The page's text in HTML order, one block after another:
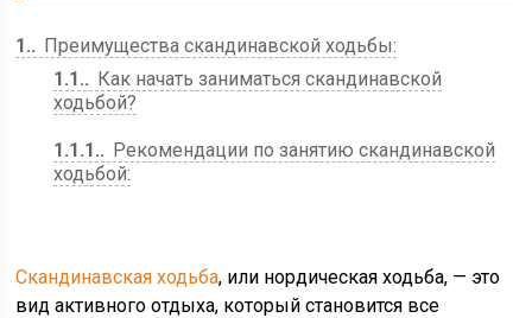
1.
Преимущества скандинавской ходьбы:
1.1.
Как начать заниматься скандинавской
ходьбой?
1.1.1.
Рекомендации по занятию скандинавской
ходьбой:
Скандинавская ходьба, или нордическая ходьба, — это
вид активного отдыха, который становится все